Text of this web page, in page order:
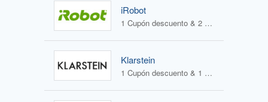
iRobot
1 Cupón descuento & 2 Ofertas
Klarstein
1 Cupón descuento & 1 Oferta